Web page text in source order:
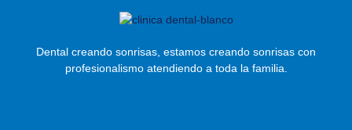
Dental creando sonrisas, estamos creando sonrisas con
profesionalismo atendiendo a toda la familia.